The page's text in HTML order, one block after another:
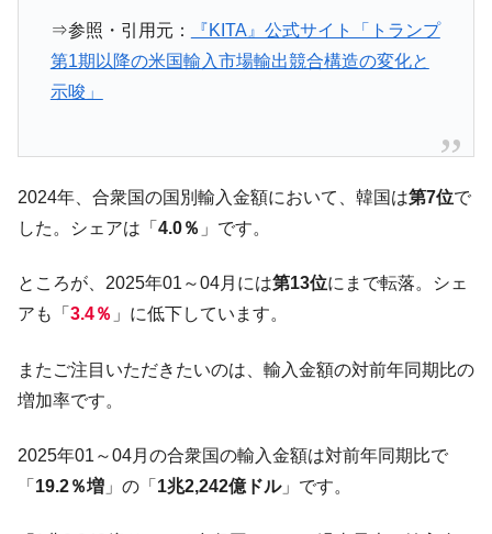
⇒参照・引用元：
『KITA』公式サイト「トランプ
第1期以降の米国輸入市場輸出競合構造の変化と
示唆」
2024年、合衆国の国別輸入金額において、韓国は第7位で
した。シェアは「 4.0％ 」です。
ところが、2025年01～04月には第13位にまで転落。シェ
アも「 3.4％ 」に低下しています。
またご注目いただきたいのは、輸入金額の対前年同期比の
増加率です。
2025年01～04月の合衆国の輸入金額は対前年同期比で
「 19.2％増 」の「 1兆2,242億ドル」です。